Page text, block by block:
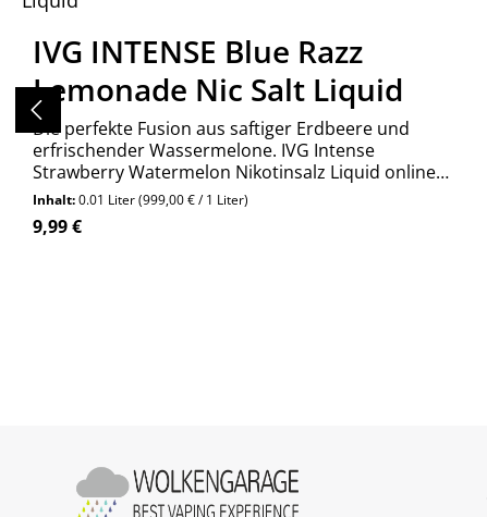
IVG INTENSE Blue Razz
Lemonade Nic Salt Liquid
Die perfekte Fusion aus saftiger Erdbeere und
erfrischender Wassermelone. IVG Intense
Strawberry Watermelon Nikotinsalz Liquid online
kaufen bei Wolkengarage!
Inhalt:0.01 Liter(999,00 € / 1 Liter)
Regulärer Preis:
9,99 €